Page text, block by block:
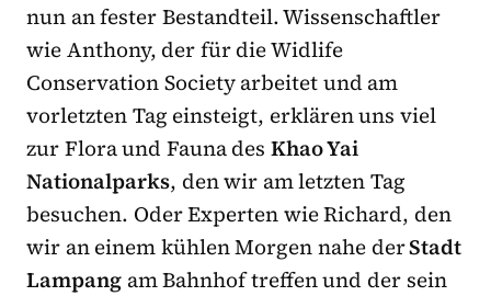
nun an fes­ter Bestandteil. Wissenschaftler
wie Anthony, der für die Widlife
Conservation Society arbeitet und am
vorletzten Tag einsteigt, erklären uns viel
zur Flora und Fauna desKhao Yai
Nationalparks, den wir am letzten Tag
besuchen. Oder Experten wie Richard, den
wir an einem kühlen Morgen nahe derStadt
Lampang am Bahnhof treffen und der sein